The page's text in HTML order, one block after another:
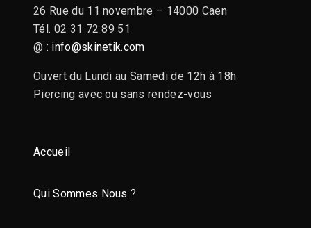
26 Rue du 11 novembre – 14000 Caen
Tél. 02 31 72 89 51
@ : info@skinetik.com
Ouvert du Lundi au Samedi de 12h à 18h
Piercing avec ou sans rendez-vous
Accueil
Qui Sommes Nous ?